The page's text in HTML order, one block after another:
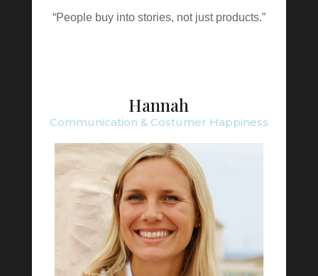
“People buy into stories, not just products.”
Hannah
Communication & Costumer Happiness